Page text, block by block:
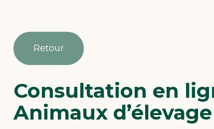
Retour
Consultation en
Animaux d’élevage